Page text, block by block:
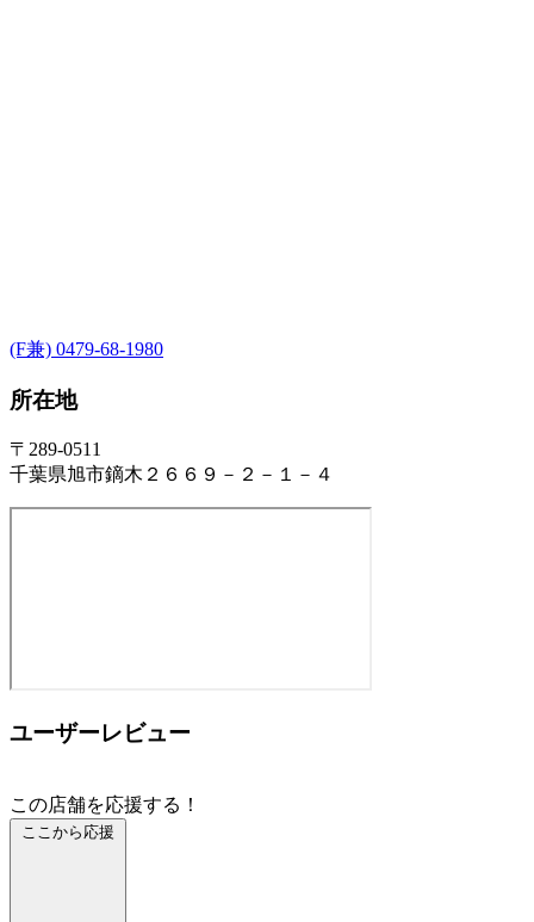
(F兼) 0479-68-1980
所在地
〒289-0511
千葉県旭市鏑木２６６９－２－１－４
ユーザーレビュー
この店舗を応援する！
ここから応援